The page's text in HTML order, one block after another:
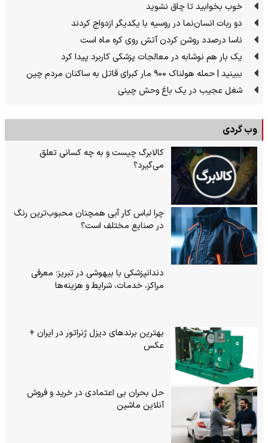
خوب بخوابید تا چاق نشوید
دو ربات انسان‌نما در روسیه با یکدیگر ازدواج کردند
ناسا درصدد روشن کردن آتش روی کره ماه است
یک بار هم نوشابه در معالجات پزشکی کاربرد پیدا کرد
ببینید | حمله هولناک ۹۰۰ مار کبرای قاتل به ساکنان مردم چین
شغل عجیب در یک باغ وحش چینی
وب گردی
کالابرگ چیست و به چه کسانی تعلق
می‌گیرد؟
چرا لباس کار آبی همچنان محبوب‌ترین رنگ
در صنایع مختلف است؟
دندانپزشکی با بیهوشی در تبریز؛ معرفی
مراکز، خدمات، شرایط و هزینه‌ها
بهترین برندهای دیزل ژنراتور در ایران +
عکس
حل بحران بی‌ اعتمادی در خرید و فروش
آنلاین ماشین